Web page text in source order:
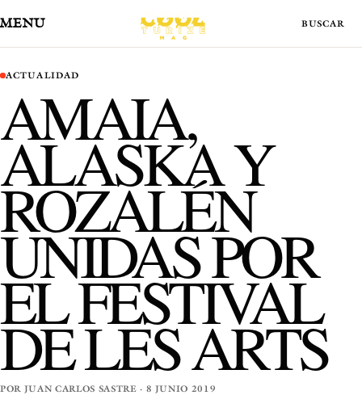
MENÚ
ACTUALIDAD
AMAIA,
ALASKA Y
ROZALÉN
UNIDAS POR
EL FESTIVAL
DE LES ARTS
POR JUAN CARLOS SASTRE · 8 JUNIO 2019